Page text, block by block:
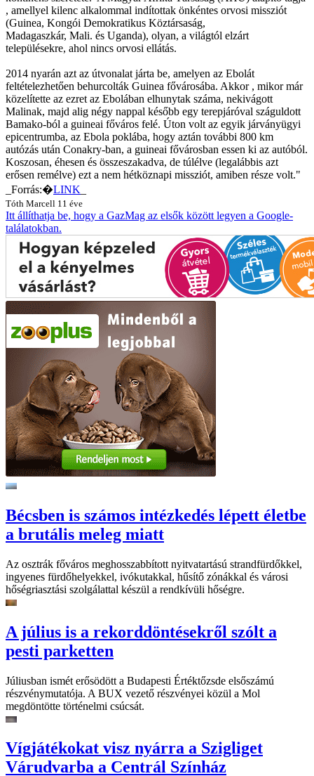
, amellyel kilenc alkalommal indítottak önkéntes orvosi missziót
(Guinea, Kongói Demokratikus Köztársaság,
Madagaszkár, Mali. és Uganda), olyan, a világtól elzárt
településekre, ahol nincs orvosi ellátás.
2014 nyarán azt az útvonalat járta be, amelyen az Ebolát
feltételezhetően behurcolták Guinea fővárosába. Akkor , mikor már
közelítette az ezret az Ebolában elhunytak száma, nekivágott
Malinak, majd alig négy nappal később egy terepjáróval száguldott
Bamako-ból a guineai főváros felé. Úton volt az egyik járványügyi
epicentrumba, az Ebola poklába, hogy aztán további 800 km
autózás után Conakry-ban, a guineai fővárosban essen ki az autóból.
Koszosan, éhesen és összeszakadva, de túlélve (legalábbis azt
erősen remélve) ezt a nem hétköznapi missziót, amiben része volt."
Forrás:�LINK
Tóth Marcell 11 éve
Itt állíthatja be, hogy a GazMag az elsők között legyen a Google-
találatokban.
Bécsben is számos intézkedés lépett életbe
a brutális meleg miatt
Az osztrák főváros meghosszabbított nyitvatartású strandfürdőkkel,
ingyenes fürdőhelyekkel, ivókutakkal, hűsítő zónákkal és városi
hőségriasztási szolgálattal készül a rendkívüli hőségre.
A július is a rekorddöntésekről szólt a
pesti parketten
Júliusban ismét erősödött a Budapesti Értéktőzsde elsőszámú
részvénymutatója. A BUX vezető részvényei közül a Mol
megdöntötte történelmi csúcsát.
Vígjátékokat visz nyárra a Szigliget
Várudvarba a Centrál Színház